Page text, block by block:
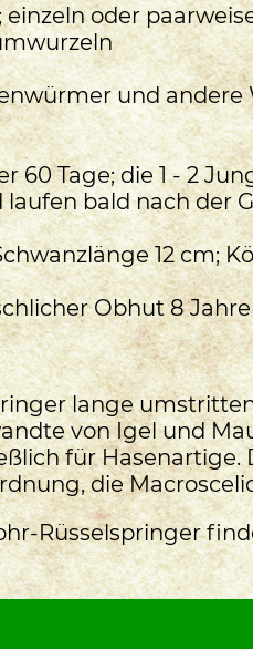
einzeln oder
und
60 Tage; die 1 - 2
bald nach der
12 cm;
Obhut 8
lange
von Igel und
für Hasenartige.
die
Rüsselspringer